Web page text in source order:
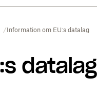
Information om EU:s datalag
datalag